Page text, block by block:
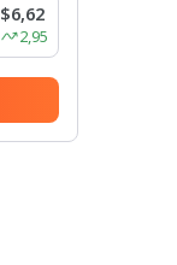
$6,62
2,95